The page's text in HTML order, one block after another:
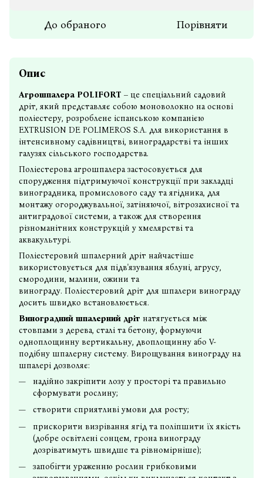
До обраного Порівняти
Опис
Агрошпалера POLIFORT – це спеціальний садовий
дріт, який представляє собою моноволокно на основі
поліестеру, розроблене іспанською компанією
EXTRUSION DE POLIMEROS S.A. для використання в
інтенсивному садівництві, виноградарстві та інших
галузях сільського господарства.
Поліестерова агрошпалера застосовується для
спорудження підтримуючої конструкції при закладці
виноградника, промислового саду та ягідника, для
монтажу огороджувальної, затіняючої, вітрозахисної та
антиградової системи, а також для створення
різноманітних конструкцій у хмелярстві та
аквакультурі.
Поліестеровий шпалерний дріт найчастіше
використовується для підв'язування яблуні, агрусу,
смородини, малини, ожини та
винограду. Поліестеровий дріт для шпалери винограду
досить швидко встановлюється.
Виноградний шпалерний дріт натягується між
стовпами з дерева, сталі та бетону, формуючи
одноплощинну вертикальну, двоплощинну або V-
подібну шпалерну систему. Вирощування винограду на
шпалері дозволяє:
надійно закріпити лозу у просторі та правильно
сформувати рослину;
створити сприятливі умови для росту;
прискорити визрівання ягід та поліпшити їх якість
(добре освітлені сонцем, грона винограду
дозріватимуть швидше та рівномірніше);
запобігти ураженню рослин грибковими